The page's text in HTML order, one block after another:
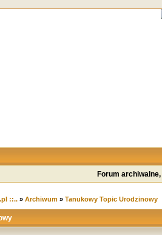
Forum
::..» Archiwum» Tanukowy Topic Urodzinowy